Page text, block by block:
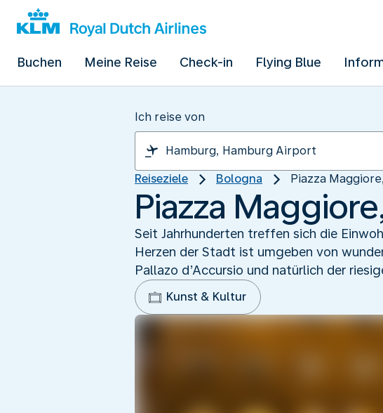
Buchen Meine Reise Check-in Flying Blue
Ich reise von
Reiseziele Bologna Piazza
Piazza
Seit Jahrhunderten treffen sich die
Herzen der Stadt ist umgeben von
Pallazo d’Accursio und natürlich der
Kunst & Kultur